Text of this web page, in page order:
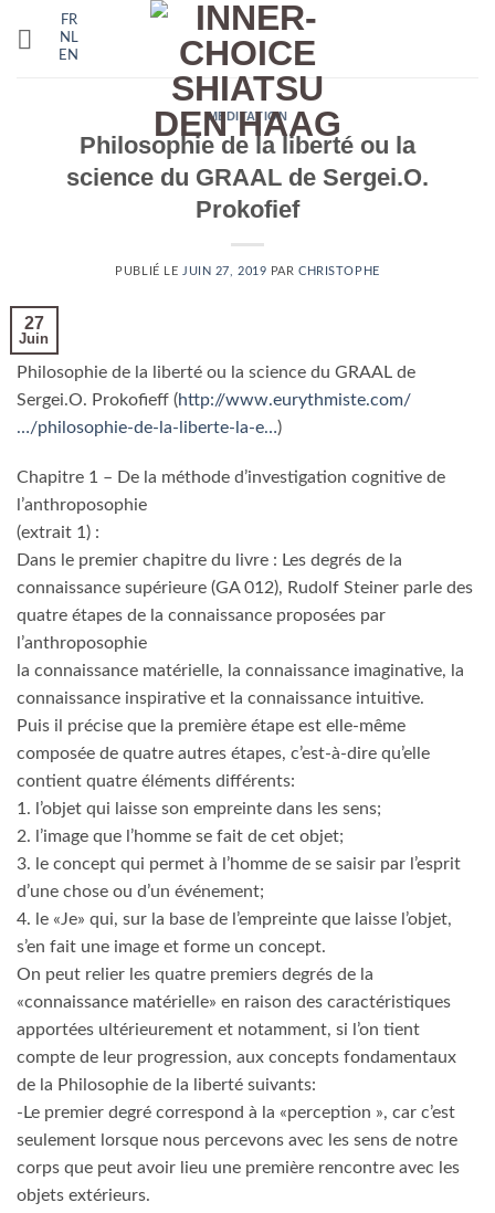
FR
NL
EN
MEDITATION
Philosophie de la liberté ou la
science du GRAAL de Sergei.O.
Prokofief
PUBLIÉ LE JUIN 27, 2019 PARCHRISTOPHE
27
Juin
Philosophie de la liberté ou la science du GRAAL de
Sergei.O. Prokofieff (http://www.eurythmiste.com/
…/philosophie-de-la-liberte-la-e…)
Chapitre 1 – De la méthode d’investigation cognitive de
l’anthroposophie
(extrait 1) :
Dans le premier chapitre du livre : Les degrés de la
connaissance supérieure (GA 012), Rudolf Steiner parle des
quatre étapes de la connaissance proposées par
l’anthroposophie
la connaissance matérielle, la connaissance imaginative, la
connaissance inspirative et la connaissance intuitive.
Puis il précise que la première étape est elle-même
composée de quatre autres étapes, c’est-à-dire qu’elle
contient quatre éléments différents:
1. l’objet qui laisse son empreinte dans les sens;
2. l’image que l’homme se fait de cet objet;
3. le concept qui permet à l’homme de se saisir par l’esprit
d’une chose ou d’un événement;
4. le «Je» qui, sur la base de l’empreinte que laisse l’objet,
s’en fait une image et forme un concept.
On peut relier les quatre premiers degrés de la
«connaissance matérielle» en raison des caractéristiques
apportées ultérieurement et notamment, si l’on tient
compte de leur progression, aux concepts fondamentaux
de la Philosophie de la liberté suivants:
-Le premier degré correspond à la «perception », car c’est
seulement lorsque nous percevons avec les sens de notre
corps que peut avoir lieu une première rencontre avec les
objets extérieurs.